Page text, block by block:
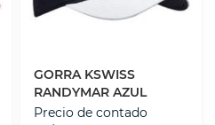
GORRA KSWISS
RANDYMAR AZUL
Precio de contado